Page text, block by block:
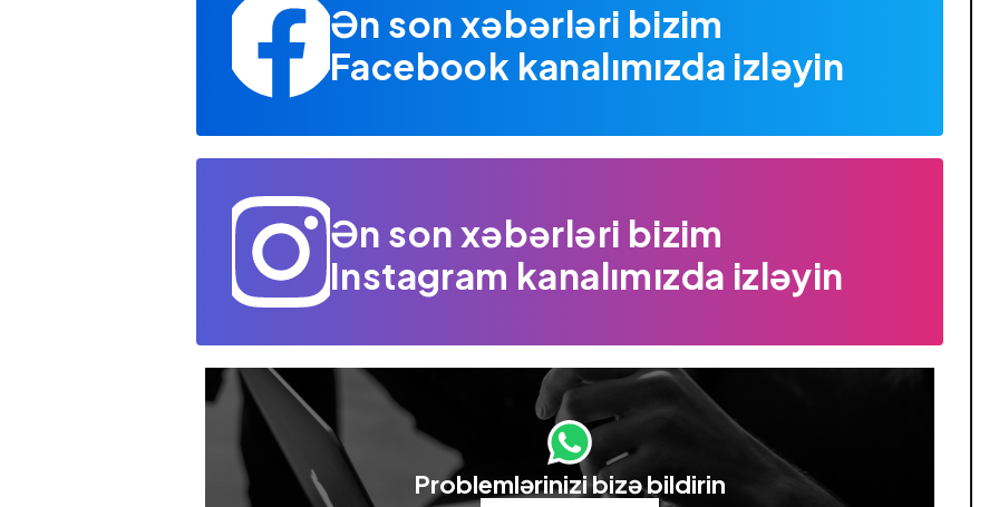
Ən son xəbərləri bizim
Facebook kanalımızda izləyin
Ən son xəbərləri bizim
Instagram kanalımızda izləyin
Problemlərinizi bizə bildirin